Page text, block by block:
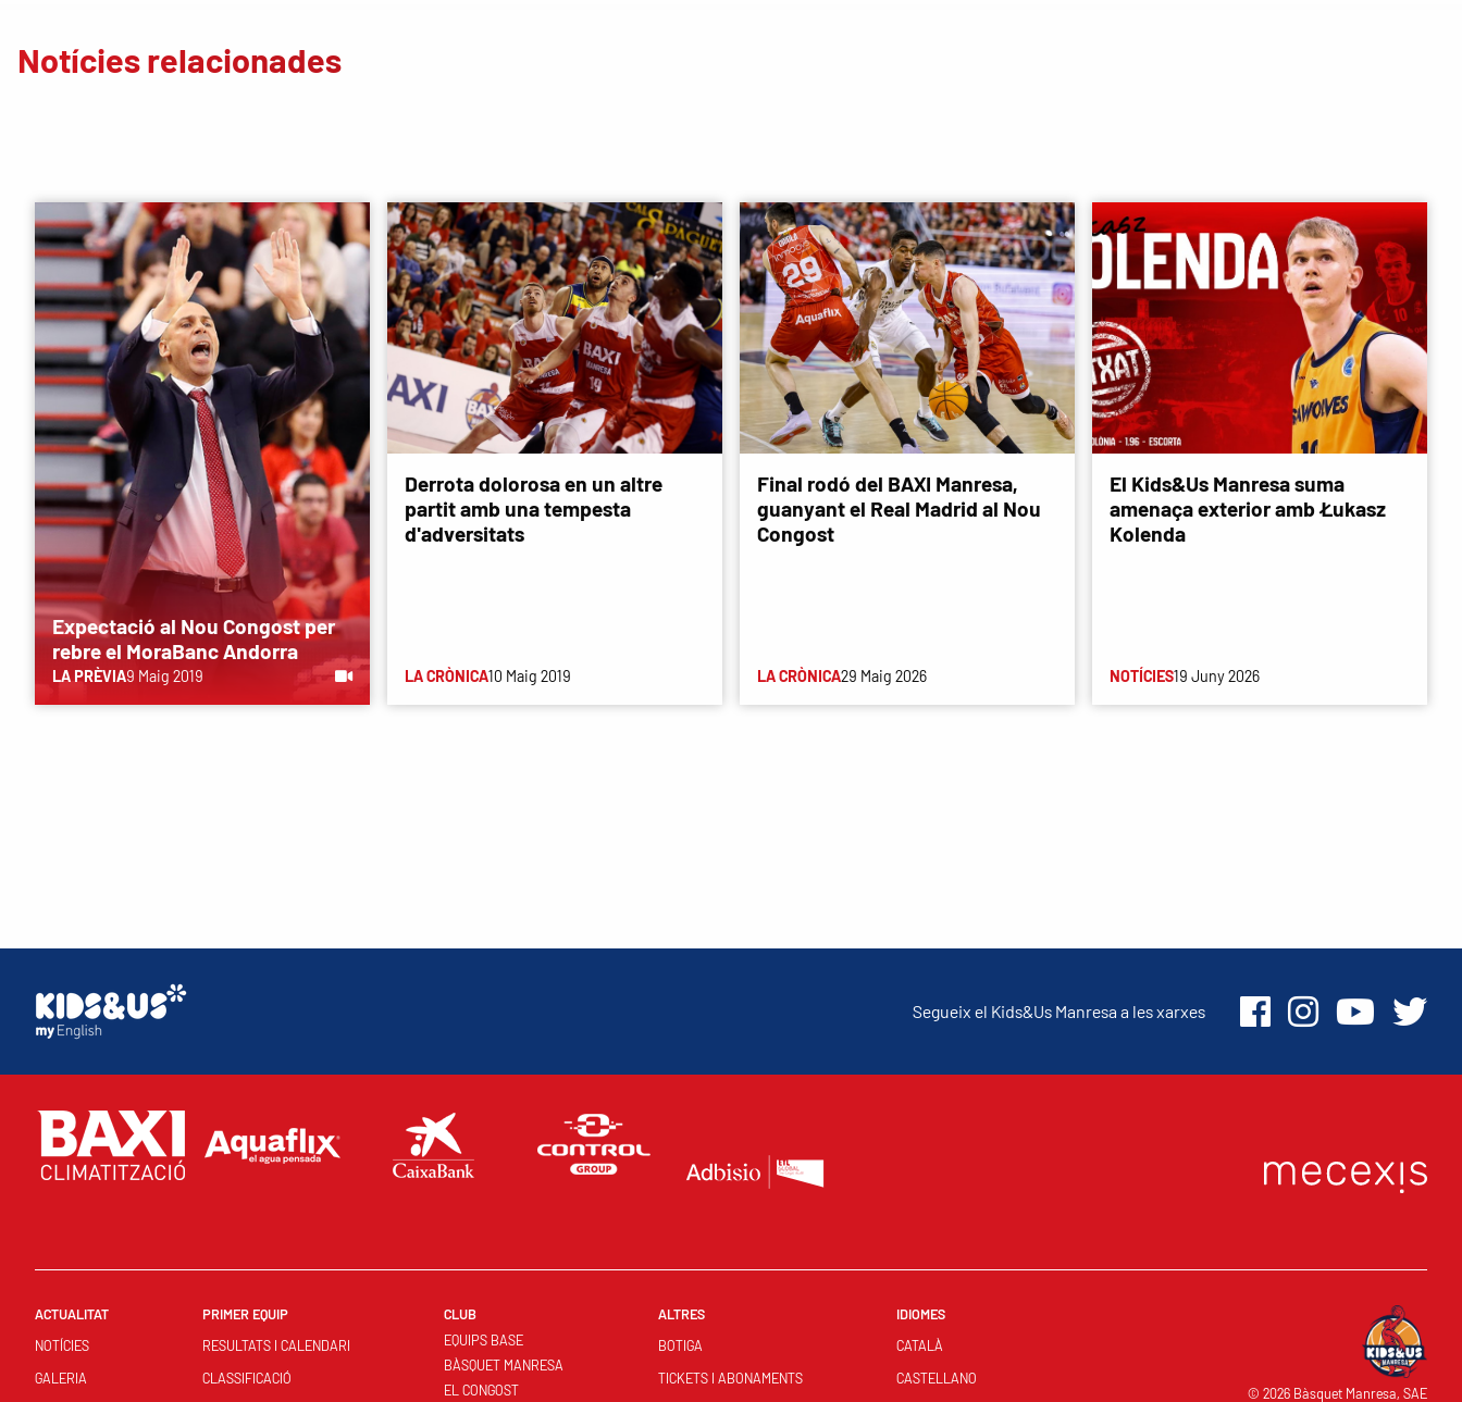
Notícies relacionades
Expectació al Nou Congost per
rebre el MoraBanc Andorra
LA PRÈVIA9 Maig 2019
Derrota dolorosa en un altre
partit amb una tempesta
d'adversitats
LA CRÒNICA10 Maig 2019
Final rodó del BAXI Manresa,
guanyant el Real Madrid al Nou
Congost
LA CRÒNICA29 Maig 2026
El Kids&Us Manresa suma
amenaça exterior amb Łukasz
Kolenda
NOTÍCIES19 Juny 2026
Segueix el Kids&Us Manresa a les xarxes
ACTUALITAT
NOTÍCIES
GALERIA
PRIMER EQUIP
RESULTATS I CALENDARI
CLASSIFICACIÓ
CLUB
EQUIPS BASE
BÀSQUET MANRESA
EL CONGOST
ALTRES
BOTIGA
TICKETS I ABONAMENTS
IDIOMES
CATALÀ
CASTELLANO
© 2026 Bàsquet Manresa, SAE